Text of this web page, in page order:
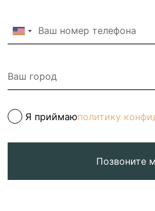
Я приймаюполитику
Позвоните